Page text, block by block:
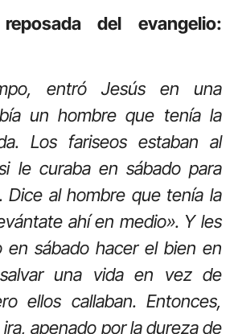
del evangelio:
entró Jesús en una
un hombre que tenía la
Los fariseos estaban al
le curaba en sábado para
Dice al hombre que tenía la
ahí en medio». Y les
en sábado hacer el bien en
una vida en vez de
ellos callaban. Entonces,
apenado por la dureza de